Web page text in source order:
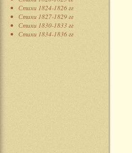
Стихи 1824-1826 гг
Стихи 1827-1829 гг
Стихи 1830-1833 гг
Стихи 1834-1836 гг